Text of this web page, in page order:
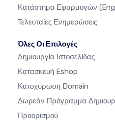
Κατάστημα Εφαρμογών
Τελευταίες Ενημερώσεις
Όλες Οι Επιλογές
Δημιουργία Ιστοσελίδας
Κατασκευή Eshop
Κατοχύρωση Domain
Δωρεάν Πρόγραμμα
Προορισμού